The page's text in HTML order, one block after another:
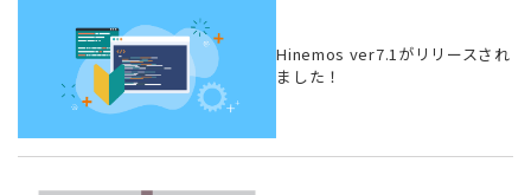
Hinemos ver7.1がリリースされ
ました！